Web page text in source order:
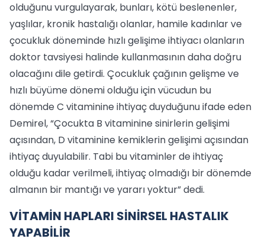
olduğunu vurgulayarak, bunları, kötü beslenenler,
yaşlılar, kronik hastalığı olanlar, hamile kadınlar ve
çocukluk döneminde hızlı gelişime ihtiyacı olanların
doktor tavsiyesi halinde kullanmasının daha doğru
olacağını dile getirdi. Çocukluk çağının gelişme ve
hızlı büyüme dönemi olduğu için vücudun bu
dönemde C vitaminine ihtiyaç duyduğunu ifade eden
Demirel, “Çocukta B vitaminine sinirlerin gelişimi
açısından, D vitaminine kemiklerin gelişimi açısından
ihtiyaç duyulabilir. Tabi bu vitaminler de ihtiyaç
olduğu kadar verilmeli, ihtiyaç olmadığı bir dönemde
almanın bir mantığı ve yararı yoktur” dedi.
VİTAMİN HAPLARI SİNİRSEL HASTALIK
YAPABİLİR